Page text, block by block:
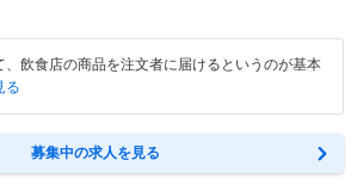
、飲食店の商品を注文者に届けるというのが基本
る
募集中の求人を見る